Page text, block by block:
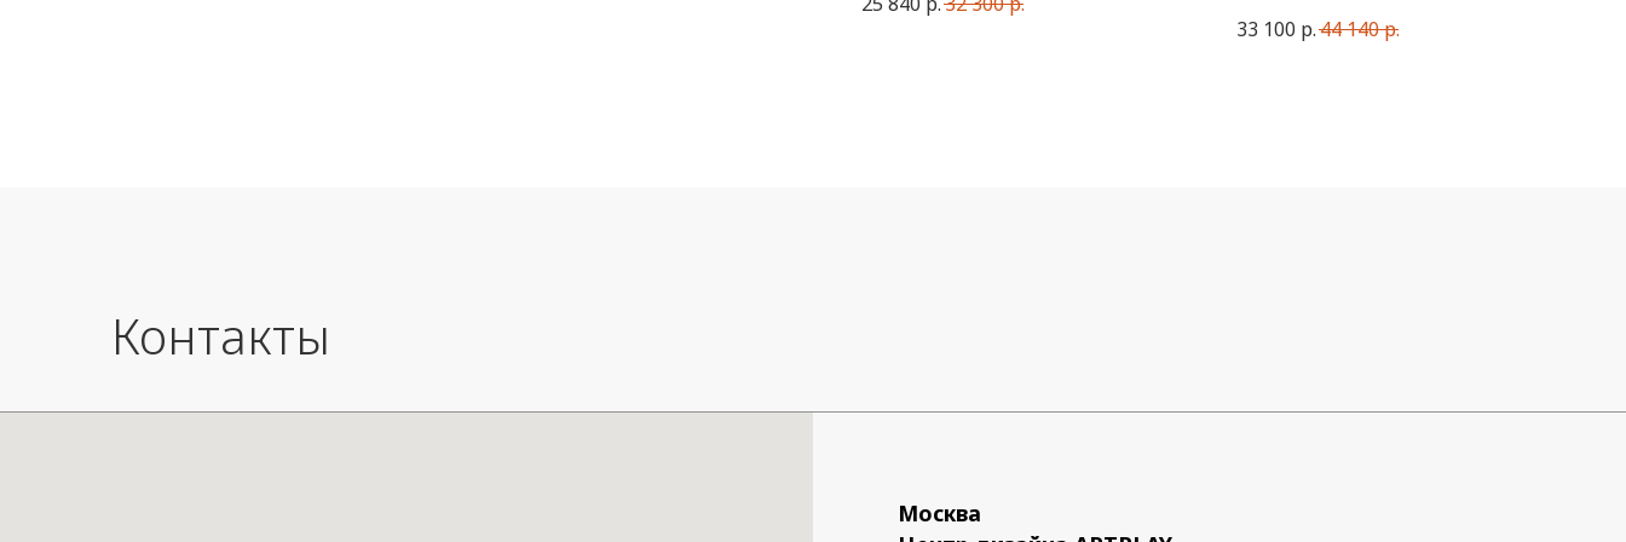
33 100 р.44 140р.
Контакты
Москва